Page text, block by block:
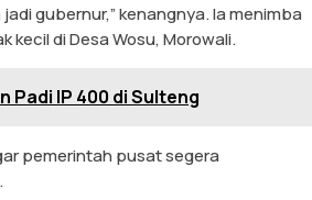
gubernur,” kenangnya. Ia menimba
kecil di Desa Wosu, Morowali.
Padi IP 400 di Sulteng
pemerintah pusat segera